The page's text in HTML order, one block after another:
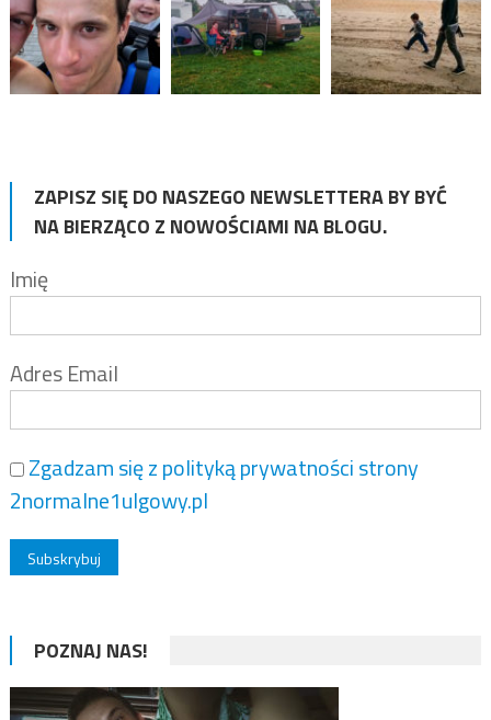
ZAPISZ SIĘ DO NASZEGO NEWSLETTERA BY BYĆ
NA BIERZĄCO Z NOWOŚCIAMI NA BLOGU.
Imię
Adres Email
Zgadzam się z polityką prywatności strony
2normalne1ulgowy.pl
POZNAJ NAS!